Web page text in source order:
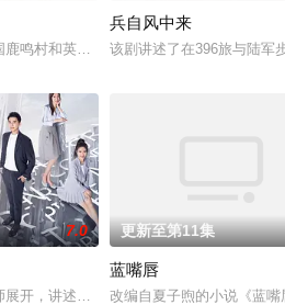
说：“江逾白，我喜欢你，哲学和生物学
鸣村和英国牛津，麦香通过视频向米良
兵自风中来
该剧讲述了在396旅与陆军
养父虐待，少年出逃时被任素素（王楚然
7.0
开，讲述了他们在中意合作项目中面对专
更新至第11集
蓝嘴唇
改编自夏子煦的小说《蓝嘴